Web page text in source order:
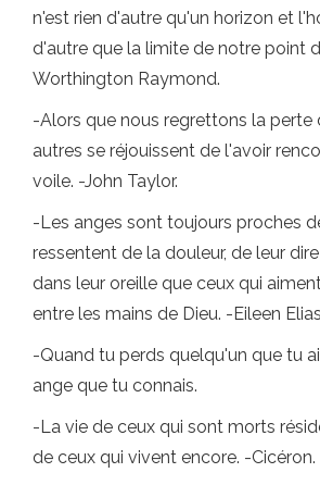
n'est rien d'autre qu'un horizon et
d'autre que la limite de notre point
Worthington Raymond.
-Alors que nous regrettons la perte
autres se réjouissent de l'avoir
voile. -John Taylor.
-Les anges sont toujours proches
ressentent de la douleur, de leur
dans leur oreille que ceux qui
entre les mains de Dieu. -Eileen
-Quand tu perds quelqu'un que tu
ange que tu connais.
-La vie de ceux qui sont morts
de ceux qui vivent encore. -Cicéron.